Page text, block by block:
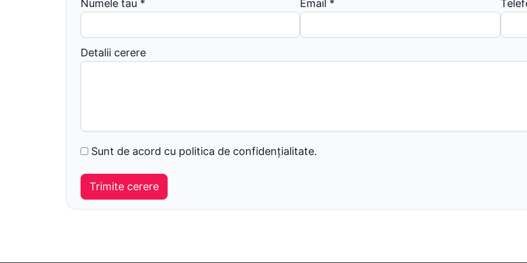
Numele tau * Email *
Detalii cerere
Sunt de acord cu politica de confidențialitate.